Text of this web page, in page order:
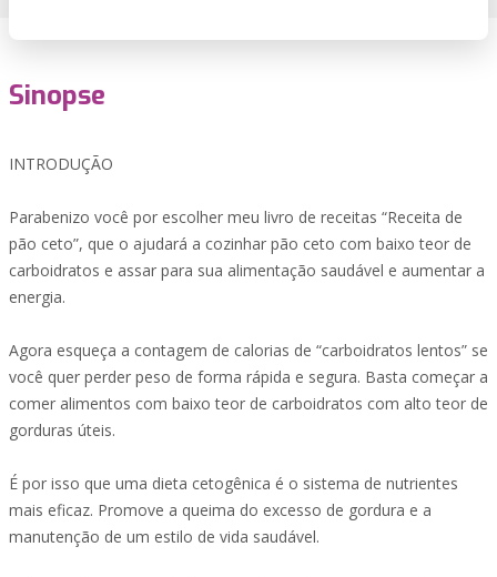
Sinopse
INTRODUÇÃO
Parabenizo você por escolher meu livro de receitas “Receita de
pão ceto”, que o ajudará a cozinhar pão ceto com baixo teor de
carboidratos e assar para sua alimentação saudável e aumentar a
energia.
Agora esqueça a contagem de calorias de “carboidratos lentos” se
você quer perder peso de forma rápida e segura. Basta começar a
comer alimentos com baixo teor de carboidratos com alto teor de
gorduras úteis.
É por isso que uma dieta cetogênica é o sistema de nutrientes
mais eficaz. Promove a queima do excesso de gordura e a
manutenção de um estilo de vida saudável.